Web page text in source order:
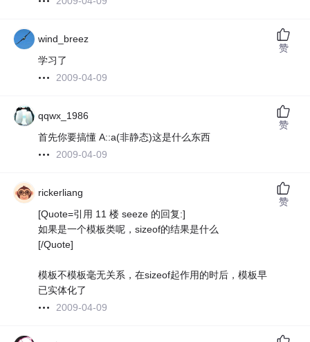
wind_breez
学习了
2009-04-09
赞
qqwx_1986
首先你要搞懂 A::a(非静态)这是什么东西
2009-04-09
赞
rickerliang
[Quote=引用 11 楼 seeze 的回复:]
如果是一个模板类呢，sizeof的结果是什么
[/Quote]
模板不模板毫无关系，在sizeof起作用的时后，模板早
已实体化了
2009-04-09
赞